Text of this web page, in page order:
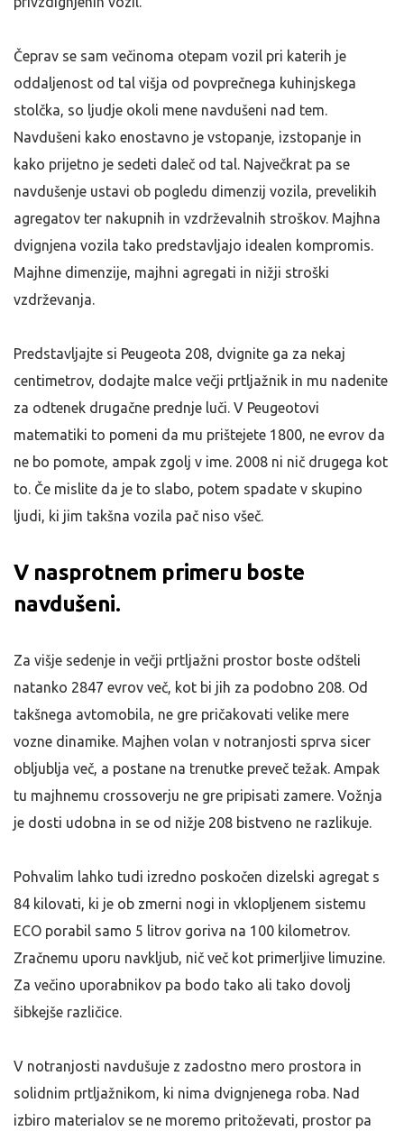
Čeprav se sam večinoma otepam vozil pri katerih je
oddaljenost od tal višja od povprečnega kuhinjskega
stolčka, so ljudje okoli mene navdušeni nad tem.
Navdušeni kako enostavno je vstopanje, izstopanje in
kako prijetno je sedeti daleč od tal. Največkrat pa se
navdušenje ustavi ob pogledu dimenzij vozila, prevelikih
agregatov ter nakupnih in vzdrževalnih stroškov. Majhna
dvignjena vozila tako predstavljajo idealen kompromis.
Majhne dimenzije, majhni agregati in nižji stroški
vzdrževanja.
Predstavljajte si Peugeota 208, dvignite ga za nekaj
centimetrov, dodajte malce večji prtljažnik in mu nadenite
za odtenek drugačne prednje luči. V Peugeotovi
matematiki to pomeni da mu prištejete 1800, ne evrov da
ne bo pomote, ampak zgolj v ime. 2008 ni nič drugega kot
to. Če mislite da je to slabo, potem spadate v skupino
ljudi, ki jim takšna vozila pač niso všeč.
V nasprotnem primeru boste
navdušeni.
Za višje sedenje in večji prtljažni prostor boste odšteli
natanko 2847 evrov več, kot bi jih za podobno 208. Od
takšnega avtomobila, ne gre pričakovati velike mere
vozne dinamike. Majhen volan v notranjosti sprva sicer
obljublja več, a postane na trenutke preveč težak. Ampak
tu majhnemu crossoverju ne gre pripisati zamere. Vožnja
je dosti udobna in se od nižje 208 bistveno ne razlikuje.
Pohvalim lahko tudi izredno poskočen dizelski agregat s
84 kilovati, ki je ob zmerni nogi in vklopljenem sistemu
ECO porabil samo 5 litrov goriva na 100 kilometrov.
Zračnemu uporu navkljub, nič več kot primerljive limuzine.
Za večino uporabnikov pa bodo tako ali tako dovolj
šibkejše različice.
V notranjosti navdušuje z zadostno mero prostora in
solidnim prtljažnikom, ki nima dvignjenega roba. Nad
izbiro materialov se ne moremo pritoževati, prostor pa